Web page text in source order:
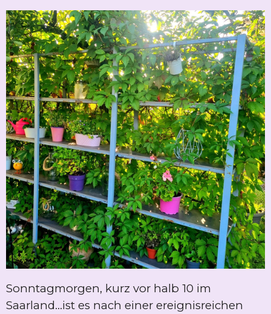
Sonntagmorgen, kurz vor halb 10 im
Saarland...ist es nach einer ereignisreichen